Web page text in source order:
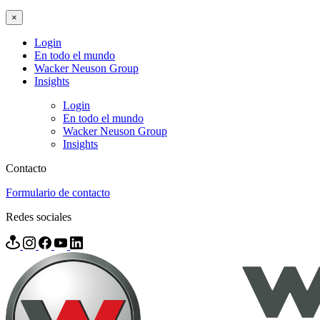
×
Login
En todo el mundo
Wacker Neuson Group
Insights
Login
En todo el mundo
Wacker Neuson Group
Insights
Contacto
Formulario de contacto
Redes sociales